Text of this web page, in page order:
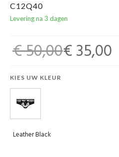
C12Q40
Levering na 3 dagen
€ 50,00€ 35,00
KIES UW KLEUR
Leather Black